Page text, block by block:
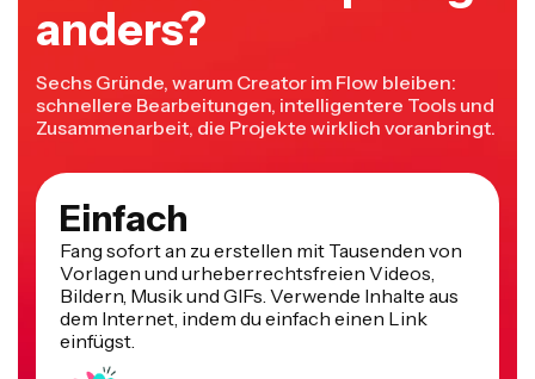
schnellere Bearbeitungen, intelligentere Tools und
Zusammenarbeit, die Projekte wirklich voranbringt.
Einfach
Fang sofort an zu erstellen mit Tausenden von
Vorlagen und urheberrechtsfreien Videos,
Bildern, Musik und GIFs. Verwende Inhalte aus
dem Internet, indem du einfach einen Link
einfügst.